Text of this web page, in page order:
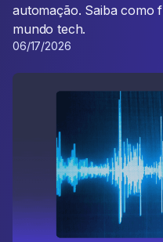
automação. Saiba como
mundo tech.
06/17/2026